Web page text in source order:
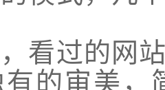
看过的网
的审美，